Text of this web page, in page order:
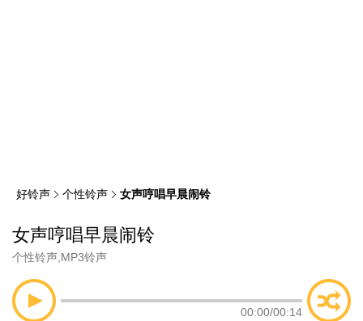
好铃声 个性铃声 女声哼唱早晨闹铃
女声哼唱早晨闹铃
个性铃声 MP3铃声
00:00/00:14